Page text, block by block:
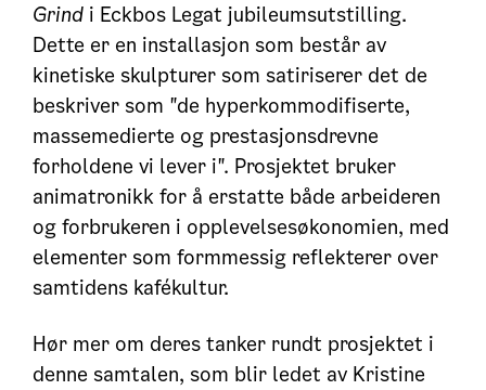
Grind i Eckbos Legat jubileumsutstilling.
Dette er en installasjon som består av
kinetiske skulpturer som satiriserer det de
beskriver som "de hyperkommodifiserte,
massemedierte og prestasjonsdrevne
forholdene vi lever i". Prosjektet bruker
animatronikk for å erstatte både arbeideren
og forbrukeren i opplevelsesøkonomien, med
elementer som formmessig reflekterer over
samtidens kafékultur.
Hør mer om deres tanker rundt prosjektet i
denne samtalen, som blir ledet av Kristine